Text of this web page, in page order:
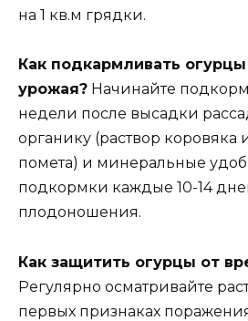
на 1 кв.м грядки.
Как подкармливать
урожая? Начинайте
недели после высадки
органику (раствор коровяка
помета) и минеральные
подкормки каждые 10-14
плодоношения.
Как защитить огурцы от
Регулярно осматривайте
первых признаках